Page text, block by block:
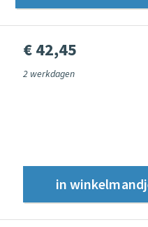
€ 42,45
2 werkdagen